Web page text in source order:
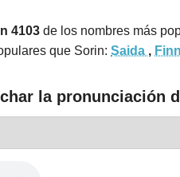
4103 de los nombres más
que Sorin: Saida , Finn
la pronunciación